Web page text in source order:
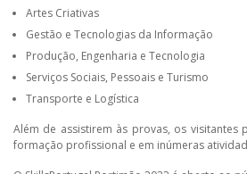
Artes Criativas
Gestão e Tecnologias da Informação
Produção, Engenharia e Tecnologia
Serviços Sociais, Pessoais e Turismo
Transporte e Logística
Além de assistirem às provas, os
formação profissional e em inúmeras